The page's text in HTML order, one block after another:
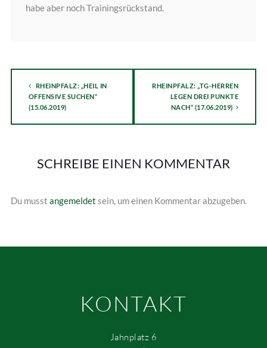
habe aber noch Trainingsrückstand.
RHEINPFALZ: „HEIL IN
OFFENSIVE SUCHEN“
(15.06.2019)
RHEINPFALZ: „TG-HERREN
LEGEN DREI PUNKTE
NACH“ (17.06.2019)
SCHREIBE EINEN KOMMENTAR
Du musst angemeldet sein, um einen Kommentar abzugeben.
KONTAKT
Jahnplatz 6